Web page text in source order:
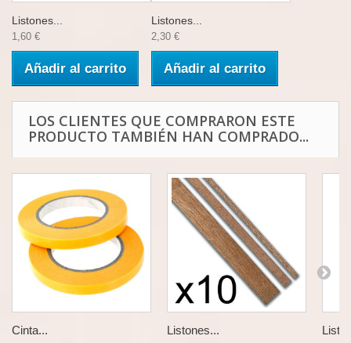
Listones...
1,60 €
Añadir al carrito
Listones...
2,30 €
Añadir al carrito
LOS CLIENTES QUE COMPRARON ESTE
PRODUCTO TAMBIÉN HAN COMPRADO...
Cinta... Listones...